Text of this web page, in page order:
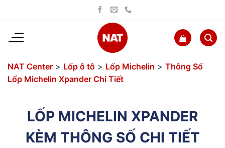
dung
NAT Center > Lốp ô tô > Lốp Michelin > Thông Số
Lốp Michelin Xpander Chi Tiết
LỐP MICHELIN XPANDER
KÈM THÔNG SỐ CHI TIẾT